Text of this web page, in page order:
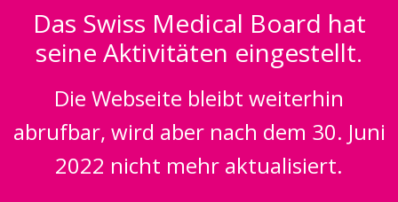
Das Swiss Medical Board hat
seine Aktivitäten eingestellt.
Die Webseite bleibt weiterhin
abrufbar, wird aber nach dem 30. Juni
2022 nicht mehr aktualisiert.